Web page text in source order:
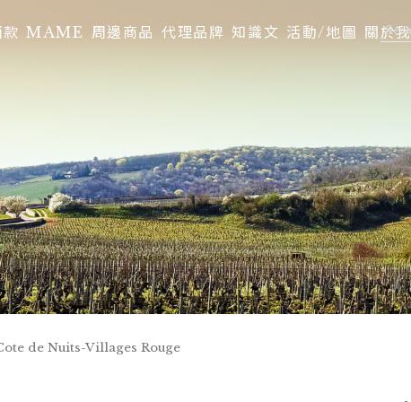
MAME 周邊商品 代理品牌 知識文 活動/地圖 關於
de Nuits-Villages Rouge